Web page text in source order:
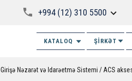
+994 (12) 310 5500
KATALOQ ŞİRKƏT
Girişə Nəzarət və Idarəetmə Sistemi ACS